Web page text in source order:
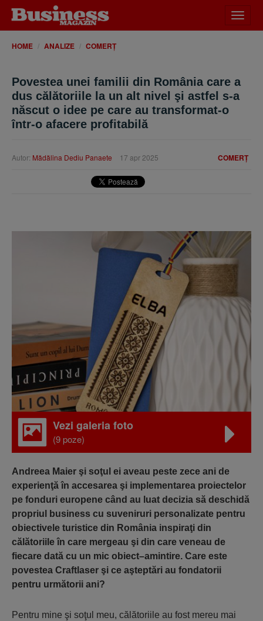
meniu
HOME ANALIZE COMERȚ
Povestea unei familii din România care a
dus călătoriile la un alt nivel şi astfel s-a
născut o idee pe care au transformat-o
într-o afacere profitabilă
COMERȚ
Autor: Mădălina Dediu Panaete 17 apr 2025
Vezi galeria foto
(9 poze)
Andreea Maier şi soţul ei aveau peste zece ani de
experienţă în accesarea şi implementarea proiectelor
pe fonduri europene când au luat decizia să deschidă
propriul business cu suveniruri personalizate pentru
obiectivele turistice din România inspiraţi din
călătoriile în care mergeau şi din care veneau de
fiecare dată cu un mic obiect–amintire. Care este
povestea Craftlaser şi ce aşteptări au fondatorii
pentru următorii ani?
Pentru mine şi soţul meu, călătoriile au fost mereu mai